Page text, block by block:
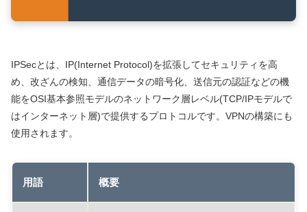
IPSecとは、IP(Internet Protocol)を拡張してセキュリティを高
め、改ざんの検知、通信データの暗号化、送信元の認証などの機
能をOSI基本参照モデルのネットワーク層レベル(TCP/IPモデルで
はインターネット層)で提供するプロトコルです。VPNの構築にも
使用されます。
用語 概要